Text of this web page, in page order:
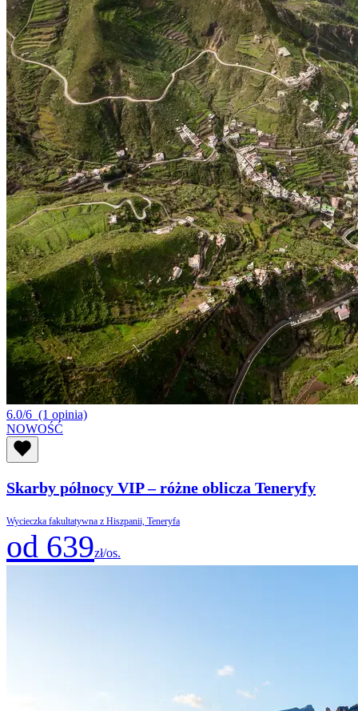
6.0/6 (1 opinia)
NOWOŚĆ
Skarby północy VIP – różne oblicza Teneryfy
Wycieczka fakultatywna z Hiszpanii, Teneryfa
od 639zł/os.